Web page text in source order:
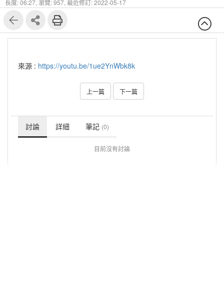
長度: 06:27, 瀏覽: 957, 最近修訂: 2022-05-17
來源 : https://youtu.be/1ue2YnWbk8k
上一篇 下一篇
討論 詳細 筆記 (0)
目前沒有討論